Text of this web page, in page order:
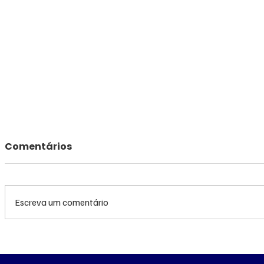
de Edson Giroto na
R$ 10,2
Comentários
Escreva um comentário